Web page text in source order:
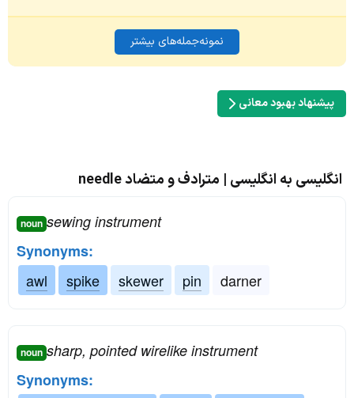
نمونه‌جمله‌های بیشتر
پیشنهاد بهبود معانی
انگلیسی به انگلیسی | مترادف و متضاد needle
noun sewing instrument
Synonyms:
awl
spike skewer pin darner
noun sharp, pointed wirelike instrument
Synonyms: